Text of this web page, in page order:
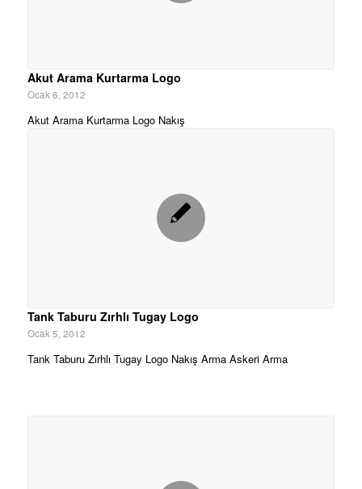
Akut Arama Kurtarma Logo
Ocak 6, 2012
Akut Arama Kurtarma Logo Nakış
Tank Taburu Zırhlı Tugay Logo
Ocak 5, 2012
Tank Taburu Zırhlı Tugay Logo Nakış Arma Askeri Arma